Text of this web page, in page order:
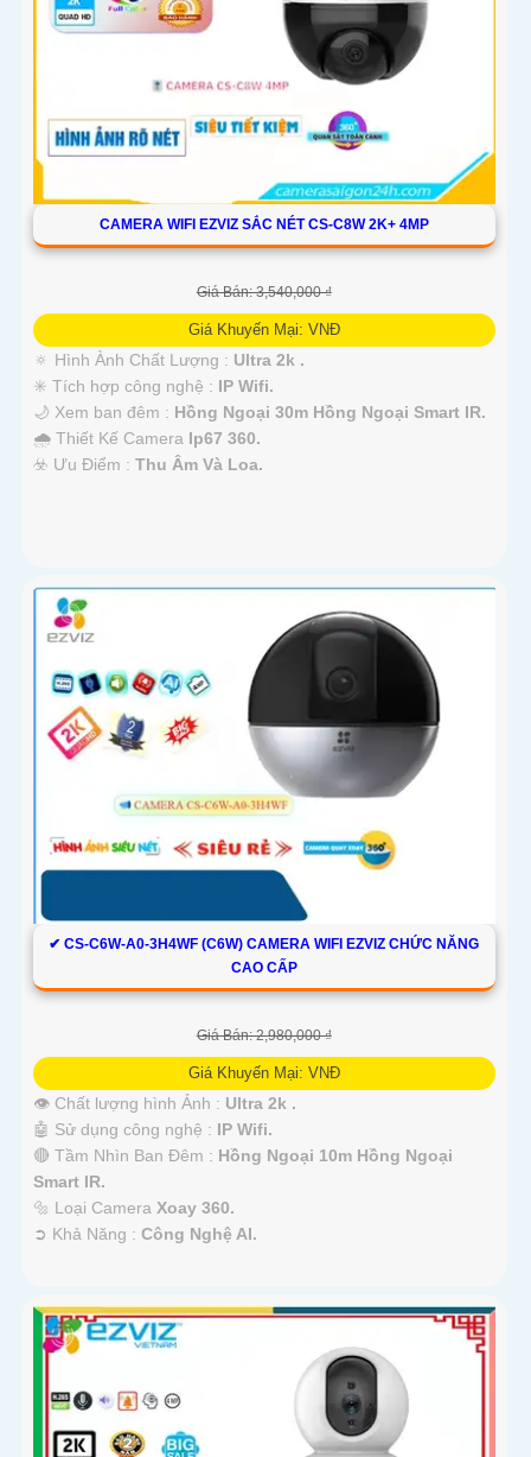
CAMERA WIFI EZVIZ SẮC NÉT CS-C8W 2K+ 4MP
Giá Bán: 3,540,000 ₫
Giá Khuyến Mại: VNĐ
🔅 Hình Ành Chất Lượng : Ultra 2k .
✳️ Tích hợp công nghệ : IP Wifi.
🌙 Xem ban đêm : Hồng Ngoại 30m Hồng Ngoại Smart IR.
🌧️ Thiết Kế Camera Ip67 360.
️☣️ Ưu Điểm : Thu Âm Và Loa.
✔ CS-C6W-A0-3H4WF (C6W) CAMERA WIFI EZVIZ CHỨC NĂNG
CAO CẤP
Giá Bán: 2,980,000 ₫
Giá Khuyến Mại: VNĐ
👁 Chất lượng hình Ảnh : Ultra 2k .
🤖️ Sử dụng công nghệ : IP Wifi.
🔴 Tầm Nhìn Ban Đêm : Hồng Ngoại 10m Hồng Ngoại
Smart IR.
🔩 Loại Camera Xoay 360.
️➲ Khả Năng : Công Nghệ AI.